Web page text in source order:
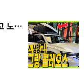
신형 그랑 콜레오스! 드디어 선루프 냉장고 노래방 루프박스 26년형 완전히 달라졌다! 아웃도어 에스카파드 #renault #grandkoleos #오로라2 #escapade